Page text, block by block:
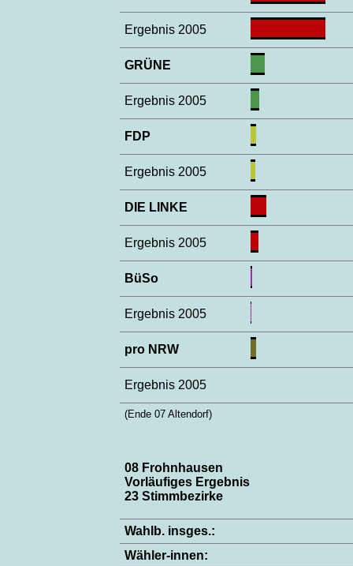
Ergebnis 2005
GRÜNE
Ergebnis 2005
FDP
Ergebnis 2005
DIE LINKE
Ergebnis 2005
BüSo
Ergebnis 2005
pro NRW
Ergebnis 2005
(Ende 07 Altendorf)
08 Frohnhausen
Vorläufiges Ergebnis
23 Stimmbezirke
Wahlb. insges.:
Wähler-innen: